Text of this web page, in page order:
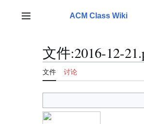
主菜单 ACM Class Wiki
文件:2016-12-
文件 讨论